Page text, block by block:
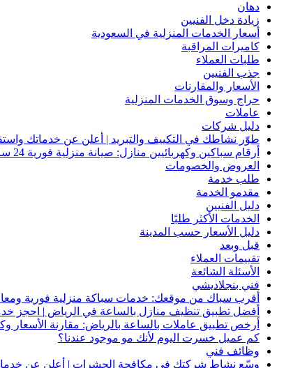
دهان
زيادة دخل الفنيين
أسعار الخدمات المنزلية في السعودية
كاميرات المراقبة
طلبات العملاء
جذب الفنيين
الأسعار والمقارنات
حراج وسوق الخدمات المنزلية
عاملات
دليل شركات
طوّر نشاطك في التكييف والتبريد | أعلن عن خدماتك
أرقام سباكين وكهربائيين منازل: صيانة منزلية فورية 24 ساعة
العروض والخصومات
طلب خدمة
مقدمو الخدمة
دليل الفنيين
الخدمات الأكثر طلبًا
دليل الأسعار حسب المدينة
قبل وبعد
تقييمات العملاء
الأسئلة الشائعة
فني بنجلاديشي
أقرب سباك من موقعك: خدمات سباكة منزلية فورية
أفضل تطبيق تنظيف منازل بالساعة في الرياض | احجز
أرخص تطبيق عاملات بالساعة بالرياض: مقارنة الأسعار
كم عميل خسرت اليوم لأنك مو موجود عندنا؟
وظائف فني
وسّع نشاط شركتك في مكافحة الحشرات | أعلن عن